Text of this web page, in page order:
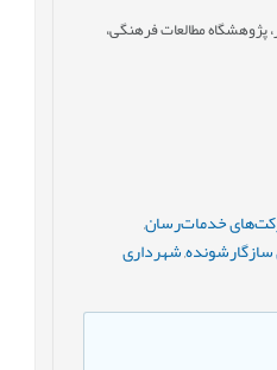
پژوهشگاه مطالعات فرهنگی،
خدمات‌رسان,
,شهرداری